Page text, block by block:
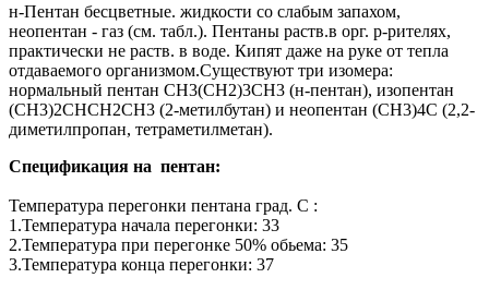
н-Пентан бесцветные. жидкости со слабым запахом,
неопентан - газ (см. табл.). Пентаны раств.в орг. р-рителях,
практически не раств. в воде. Кипят даже на руке от тепла
отдаваемого организмом.Существуют три изомера:
нормальный пентан CH3(CH2)3СН3 (н-пентан), изопентан
(СН3)2СНСН2СН3 (2-метилбутан) и неопентан (СН3)4С (2,2-
диметилпропан, тетраметилметан).
Спецификация на пентан:
Температура перегонки пентана град. С :
1.Температура начала перегонки: 33
2.Температура при перегонке 50% обьема: 35
3.Температура конца перегонки: 37